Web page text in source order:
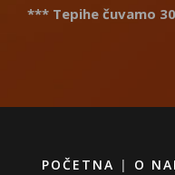
*** Tepihe čuvamo
POČETNA | O